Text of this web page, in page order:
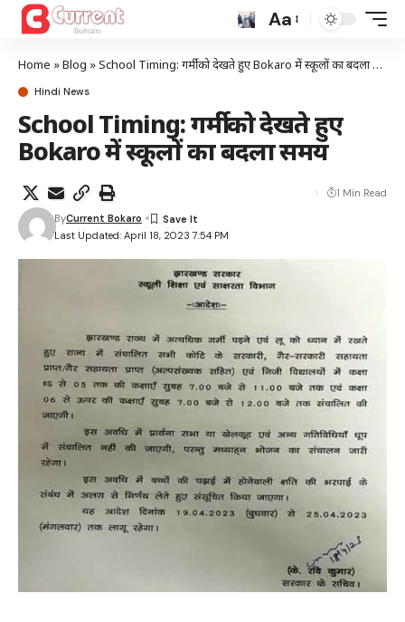
Aa
Home »Blog »School Timing: गर्मी को देखते हुए Bokaro में स्कूलों का बदला समय
Hindi News
School Timing: गर्मी को देखते हुए
Bokaro में स्कूलों का बदला समय
Last Updated: April 18, 2023 7:54 PM
ByCurrent Bokaro
1 Min Read